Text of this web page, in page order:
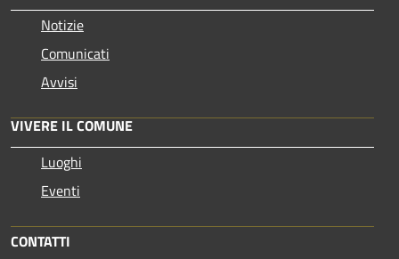
Notizie
Comunicati
Avvisi
VIVERE IL COMUNE
Luoghi
Eventi
CONTATTI